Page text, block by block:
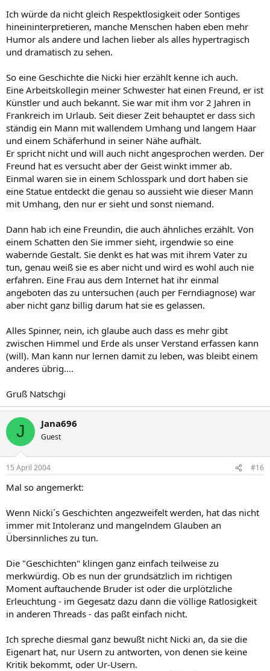
Ich würde da nicht gleich Respektlosigkeit oder Sontiges
hineininterpretieren, manche Menschen haben eben mehr
Humor als andere und lachen lieber als alles hypertragisch
und dramatisch zu sehen.
So eine Geschichte die Nicki hier erzählt kenne ich auch.
Eine Arbeitskollegin meiner Schwester hat einen Freund, er ist
Künstler und auch bekannt. Sie war mit ihm vor 2 Jahren in
Frankreich im Urlaub. Seit dieser Zeit behauptet er dass sich
ständig ein Mann mit wallendem Umhang und langem Haar
und einem Schäferhund in seiner Nähe aufhält.
Er spricht nicht und will auch nicht angesprochen werden. Der
Freund hat es versucht aber der Geist winkt immer ab.
Einmal waren sie in einem Schlosspark und dort haben sie
eine Statue entdeckt die genau so aussieht wie dieser Mann
mit Umhang, den nur er sieht und sonst niemand.
Dann hab ich eine Freundin, die auch ähnliches erzählt. Von
einem Schatten den Sie immer sieht, irgendwie so eine
wabernde Gestalt. Sie denkt es hat was mit ihrem Vater zu
tun, genau weiß sie es aber nicht und wird es wohl auch nie
erfahren. Eine Frau aus dem Internet hat ihr einmal
angeboten das zu untersuchen (auch per Ferndiagnose) war
aber nicht ganz billig darum hat sie es gelassen.
Alles Spinner, nein, ich glaube auch dass es mehr gibt
zwischen Himmel und Erde als unser Verstand erfassen kann
(will). Man kann nur lernen damit zu leben, was bleibt einem
anderes übrig....
Gruß Natschgi
J Jana696
Guest
15 April 2004 #16
Mal so angemerkt:
Wenn Nicki´s Geschichten angezweifelt werden, hat das nicht
immer mit Intoleranz und mangelndem Glauben an
Übersinnliches zu tun.
Die "Geschichten" klingen ganz einfach teilweise zu
merkwürdig. Ob es nun der grundsätzlich im richtigen
Moment auftauchende Bruder ist oder die urplötzliche
Erleuchtung - im Gegesatz dazu dann die völlige Ratlosigkeit
in anderen Threads - das paßt einfach nicht.
Ich spreche diesmal ganz bewußt nicht Nicki an, da sie die
Eigenart hat, nur Usern zu antworten, von denen sie keine
Kritik bekommt, oder Ur-Usern.